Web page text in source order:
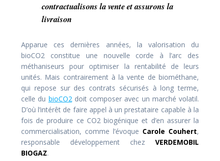
contractualisons la vente et assurons la
livraison
Apparue ces dernières années, la valorisation du
bioCO2 constitue une nouvelle corde à l’arc des
méthaniseurs pour optimiser la rentabilité de leurs
unités. Mais contrairement à la vente de biométhane,
qui repose sur des contrats sécurisés à long terme,
celle du bioCO2doit composer avec un marché volatil.
D’où l’intérêt de faire appel à un prestataire capable à la
fois de produire ce CO2 biogénique et d’en assurer la
commercialisation, comme l’évoque Carole Couhert,
responsable développement chez VERDEMOBIL
BIOGAZ.